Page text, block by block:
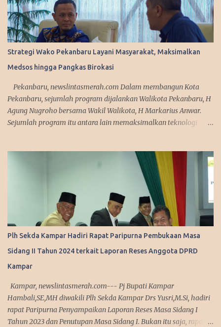
Strategi Wako Pekanbaru Layani Masyarakat, Maksimalkan
Medsos hingga Pangkas Birokasi
Pekanbaru, newslintasmerah.com Dalam membangun Kota
Pekanbaru, sejumlah program dijalankan Walikota Pekanbaru, H
Agung Nugroho bersama Wakil Walikota, H Markarius Anwar.
Sejumlah program itu antara lain memaksimalkan teknologi
kampanye. "Kita sedang mempersiapkan aplikasi yang bisa
diakses masyarakat. Jadi segala urusan cukup diakses
menggunakan smartphone saja, missal penerbitan KTP dan
adiministrasi kependudukan lainnya," urai Agung. Srategi dalam
memanfaatkan media sosial diakui Agung Nugroho sangat
membantu dalam menyampaikan informasi dan kebijakan
Provinsi Riau. Ini disampaikan Walikota Pekanbaru, Agung
Nugroho saat melakukan silaturahmi dengan managemen Tribun
Pekanbaru di Komplek Perkantoran Tenayan Raya, Kamis
sederhana mengenakan sete...
Plh Sekda Kampar Hadiri Rapat Paripurna Pembukaan Masa
Sidang II Tahun 2024 terkait Laporan Reses Anggota DPRD
Kampar
Kampar, newslintasmerah.com--- Pj Bupati Kampar
Hambali,SE,MH diwakili Plh Sekda Kampar Drs Yusri,M.Si, hadiri
rapat Paripurna Penyampaikan Laporan Reses Masa Sidang I
Tahun 2023 dan Penutupan Masa Sidang I. Bukan itu saja, rapat